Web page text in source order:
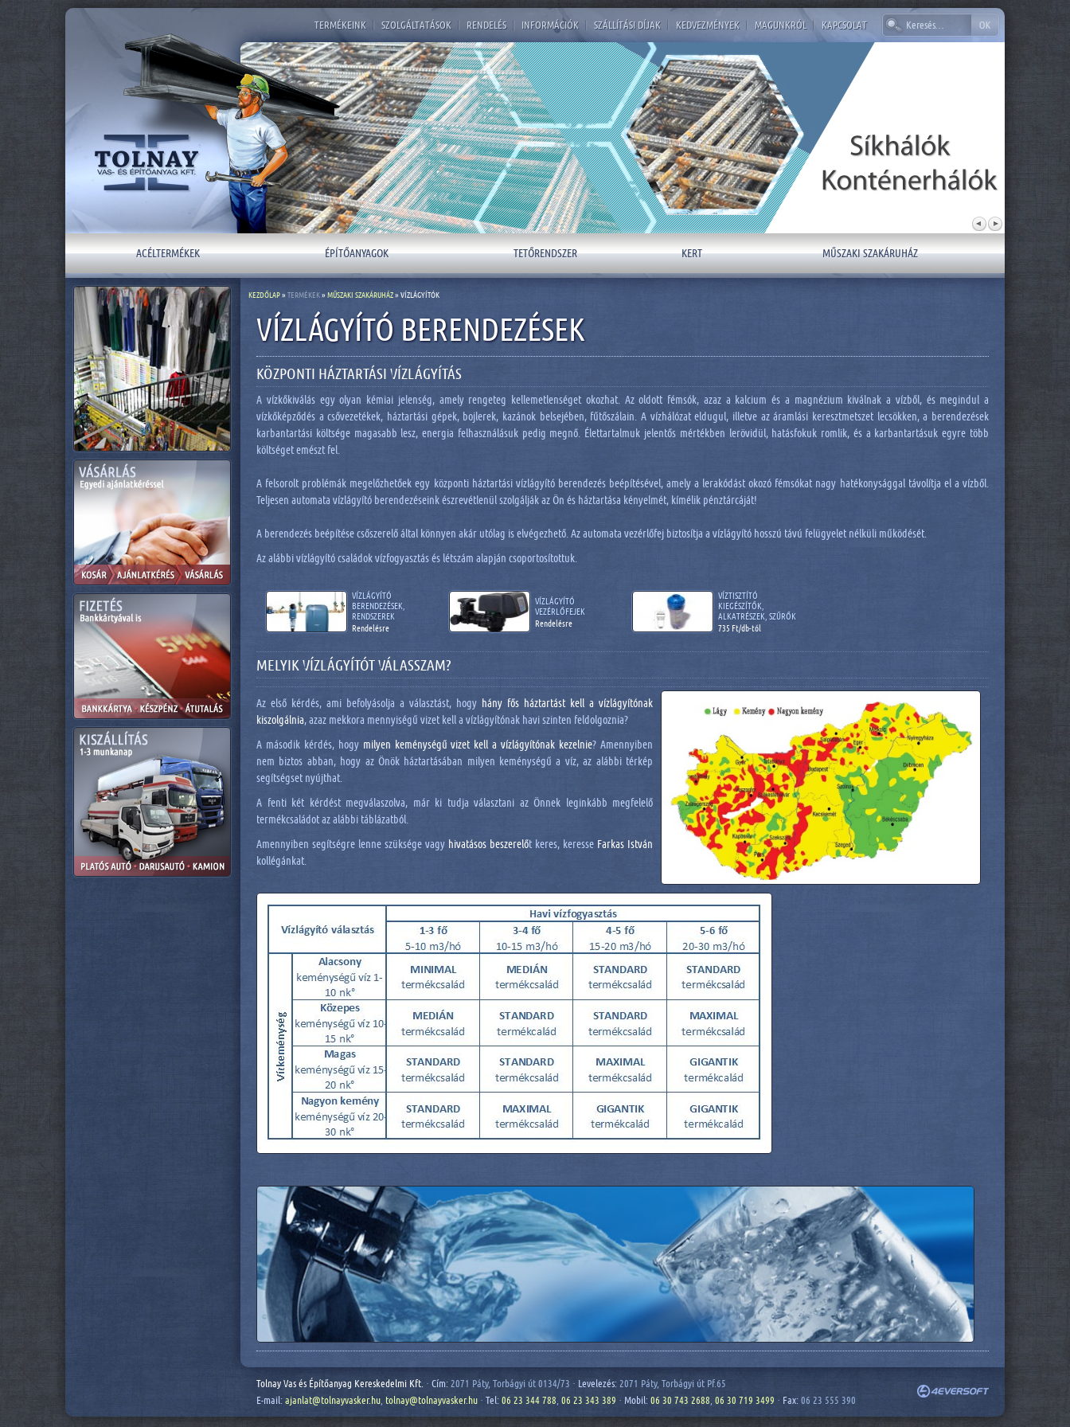
TERMÉKEINK SZOLGÁLTATÁSOK RENDELÉS INFORMÁCIÓK SZÁLLÍTÁSI DÍJAK KEDVEZMÉNYEK MAGUNKRÓL KAPCSOLAT
ACÉLTERMÉKEK ÉPÍTŐANYAGOK TETŐRENDSZER KERT MŰSZAKI SZAKÁRUHÁZ
VÍZLÁGYÍTÓ BERENDEZÉSEK
KÖZPONTI HÁZTARTÁSI VÍZLÁGYÍTÁS
A vízkőkiválás egy olyan kémiai jelenség, amely rengeteg kellemetlenséget okozhat. Az oldott fémsók, azaz a kalcium és a magnézium kiválnak a vízből, és megindul a
vízkőképződés a csővezetékek, háztartási gépek, bojlerek, kazánok belsejében, fűtőszálain. A vízhálózat eldugul, illetve az áramlási keresztmetszet lecsökken, a berendezések
karbantartási költsége magasabb lesz, energia felhasználásuk pedig megnő. Élettartalmuk jelentős mértékben lerövidül, hatásfokuk romlik, és a karbantartásuk egyre több
költséget emészt fel.
A felsorolt problémák megelőzhetőek egy központi háztartási vízlágyító berendezés beépítésével, amely a lerakódást okozó fémsókat nagy hatékonysággal távolítja el a vízből.
Teljesen automata vízlágyító berendezéseink észrevétlenül szolgálják az Ön és háztartása kényelmét, kímélik pénztárcáját!
A berendezés beépítése csőszerelő által könnyen akár utólag is elvégezhető. Az automata vezérlőfej biztosítja a vízlágyító hosszú távú felügyelet nélküli működését.
Az alábbi vízlágyító családok vízfogyasztás és létszám alapján csoportosítottuk.
VÍZLÁGYÍTÓ
BERENDEZÉSEK,
RENDSZEREK
Rendelésre
VÍZLÁGYÍTÓ
VEZÉRLŐFEJEK
Rendelésre
VÍZTISZTÍTÓ
KIEGÉSZÍTŐK,
ALKATRÉSZEK, SZŰRŐK
735 Ft/db-tól
MELYIK VÍZLÁGYÍTÓT VÁLASSZAM?
Az első kérdés, ami befolyásolja a választást, hogy hány fős háztartást kell a vízlágyítónak
kiszolgálnia, azaz mekkora mennyiségű vizet kell a vízlágyítónak havi szinten feldolgoznia?
A második kérdés, hogy milyen keménységű vizet kell a vízlágyítónak kezelnie? Amennyiben
nem biztos abban, hogy az Önök háztartásában milyen keménységű a víz, az alábbi térkép
segítségset nyújthat.
A fenti két kérdést megválaszolva, már ki tudja választani az Önnek leginkább megfelelő
termékcsaládot az alábbi táblázatból.
Amennyiben segítségre lenne szüksége vagy hivatásos beszerelőt keres, keresse Farkas István
kollégánkat.
Tolnay Vas és Építőanyag Kereskedelmi Kft. · Cím: 2071 Páty, Torbágyi út 0134/73 · Levelezés: 2071 Páty, Torbágyi út Pf.65
E-mail: ajanlat@tolnayvasker.hu tolnay@tolnayvasker.hu · Tel:06 23 344 788 06 23 343 389 · Mobil: 06 30 743 2688 06 30 719 3499 · Fax: 06 23 555 390
KEZDŐLAP» TERMÉKEK» MŰSZAKI SZAKÁRUHÁZ» VÍZLÁGYÍTÓK